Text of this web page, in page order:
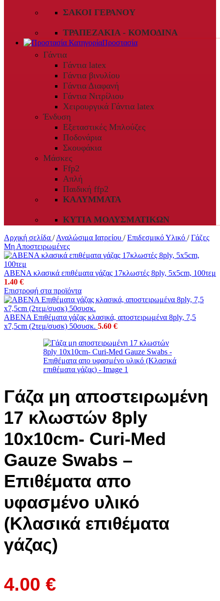
ΣΆΚΟΙ ΓΕΡΑΝΟΎ
ΤΡΑΠΕΖΆΚΙΑ - ΚΟΜΟΔΊΝΑ
Προστασία
Γάντια
Γάντια latex
Γάντια βινυλίου
Γάντια Διαφανή
Γάντια Νιτρίλιου
Χειρουργικά Γάντια latex
Ένδυση
Εξεταστικές Μπλούζες
Ποδονάρια
Σκουφάκια
Μάσκες
Ffp2
Απλή
Παιδική ffp2
ΚΑΛΎΜΜΑΤΑ
ΚΥΤΊΑ ΜΟΛΥΣΜΑΤΙΚΏΝ
Αρχική σελίδα / Αναλώσιμα Ιατρείου / Επιδεσμικό Υλικό / Γάζες
Μη Αποστειρωμένες
ABENA κλασικά επιθέματα γάζας 17κλωστές 8ply, 5x5cm, 100τεμ
1.40 €
Επιστροφή στα προϊόντα
ABENA Επιθέματα γάζας κλασικά, αποστειρωμένα 8ply, 7,5
x7,5cm (2τεμ/συσκ) 50συσκ. 5.60 €
Γάζα μη αποστειρωμένη
17 κλωστών 8ply
10x10cm- Curi-Med
Gauze Swabs –
Επιθέματα απο
υφασμένο υλικό
(Κλασικά επιθέματα
γάζας)
4.00 €